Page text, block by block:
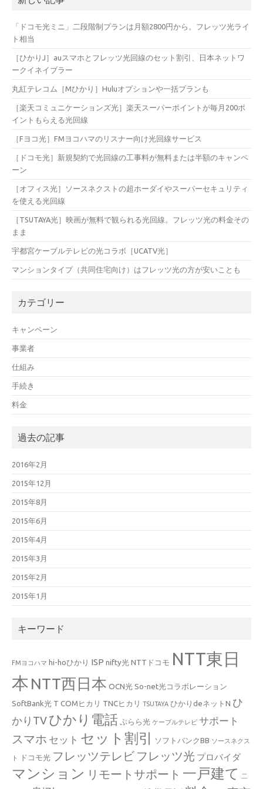
「ドコモ光ミニ」二段階制プランは月額2800円から。フレッツ光ライ
ト相当
［ひかりJ］auスマホとフレッツ光回線のセット割引、日本ネットワ
ークイネイブラー
丸紅テレコム［Mひかり］Huluオプションや一括プランも
［楽天コミュニケーションズ光］楽天スーパーポイントが毎月200ポ
イントもらえる光回線
［Fヨコ光］FMヨコハマのリスナー向け光回線サービス
［ドコモ光］新規契約で光回線の工事料が無料または半額のキャンペ
ーン
［オフィス光］ソースネクストの超ホーダイやスーパーセキュリティ
を使える光回線
［TSUTAYA光］映画が無料で観られる光回線。フレッツ光の料金その
まま
宇都宮ケーブルテレビの光コラボ［UCATV光］
マンションタイプ（共同住宅向け）はフレッツ光の方が安いことも
カテゴリー
キャンペーン
事業者
仕組み
手続き
料金
過去の記事
2016年2月
2015年12月
2015年8月
2015年6月
2015年4月
2015年3月
2015年2月
2015年1月
キーワード
FMヨコハマ hi-hoひかり ISP nifty光NTTドコモ NTT東日
本 NTT西日本 OCN光So-net光コラボレーション
SoftBank光 T COMヒカリ TNCヒカリ TSUTAYA ひかりdeネットN ひ
かりTV ひかり電話ぷらら光 ケーブルテレビ サポート
スマホ セット セット割引 ソフトバンクBB ソースネクス
ト ドコモ光 フレッツテレビ フレッツ光 プロバイダ
マンション リモートサポート 一戸建て 二